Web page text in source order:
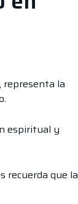
representa la
espiritual y
recuerda que la